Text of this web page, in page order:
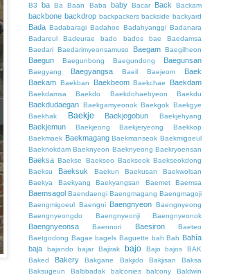
B3
ba Ba Baan Baba baby Bacar Back Backam
backbone backdrop backpackers backside backyard
Bada Badabaragi Badahoe Badahyanggi Badanara
Badareul
Badeurae bado bados bae
Baedamsa
Baedari Baedarimyeonsamuso Baegam Baegilheon
Baegun Baegunbong Baegundong Baegunsan
Baegyang Baegyangsa Baeil Baejeom
Baek
Baekam Baekban Baekbeom Baekchae Baekdam
Baekdamsa Baekdo Baekdohaebyeon Baekdu
Baekdudaegan Baekgamyeonok Baekgok Baekgye
Baekhak
Baekje Baekjegobun Baekjehyang
Baekjemun Baekjeong Baekjeryeong
Baekkop
Baekmaek Baekmagang Baekmanseok Baekmigoeul
Baeknokdam Baeknyeon Baeknyeong Baekryoensan
Baeksa Baekse Baekseo Baekseok Baekseokdong
Baeksu
Baeksuk Baekun Baekusan
Baekwolsan
Baekya
Baekyang Baekyangsan Baemet Baemsa
Baemsagol Baendaengi Baengmagang Baengmagoji
Baengmigoeul Baengni Baengnyeon Baengnyeong
Baengnyeongdo
Baengnyeonji Baengnyeonok
Baengnyeonsa Baennori Baesiron
Baeteo
Baetgodong Bagae bagels Baguette bah Bah Bahía
baja
bajando bajar Bajirak bajo Bajo bajos
BAK
Baked
Bakery Bakgane Bakjido Bakjisan
Baksa
Baksugeun
Balbbadak balconies balcony
Baldwin